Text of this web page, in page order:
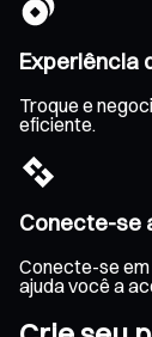
Experiência
Troque e
eficiente.
Conecte-se
Conecte-se
ajuda você a